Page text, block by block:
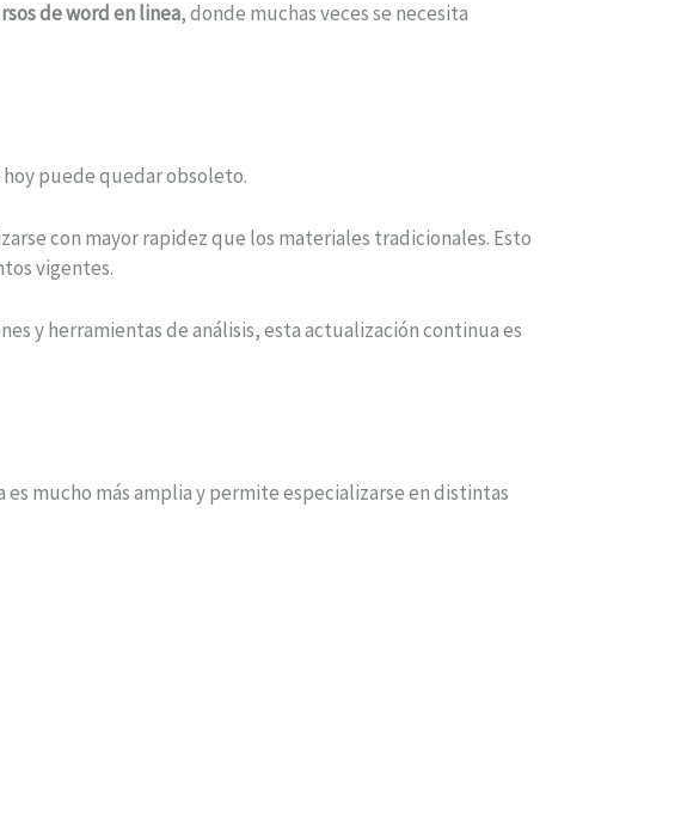
de word en linea, donde muchas veces se necesita
hoy puede quedar obsoleto.
con mayor rapidez que los materiales tradicionales. Esto
vigentes.
y herramientas de análisis, esta actualización continua es
mucho más amplia y permite especializarse en distintas